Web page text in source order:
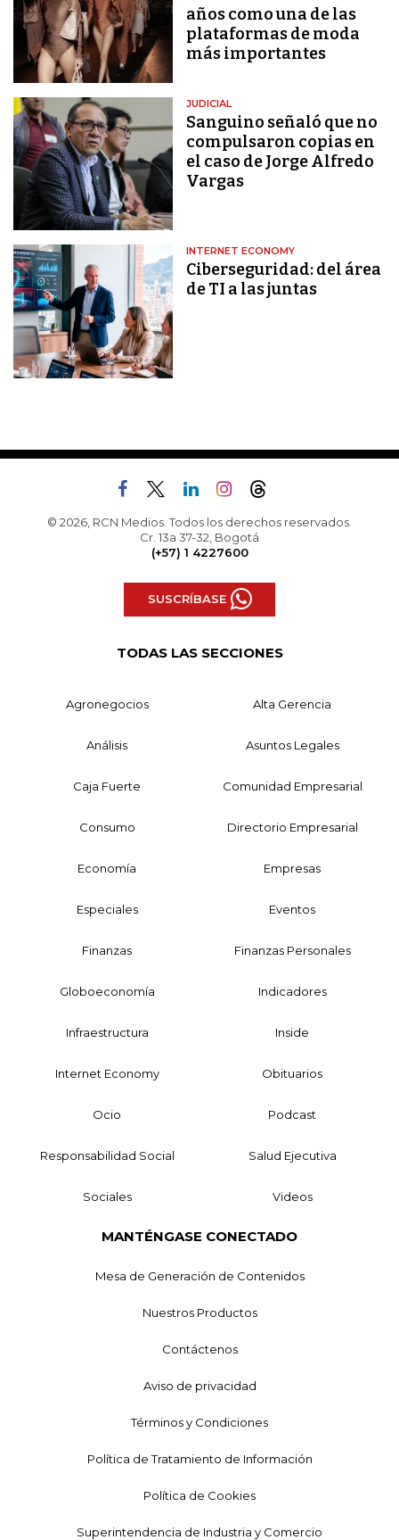
años como una de las
plataformas de moda
más importantes
JUDICIAL
Sanguino señaló que no
compulsaron copias en
el caso de Jorge Alfredo
Vargas
INTERNET ECONOMY
Ciberseguridad: del área
de TI a las juntas
© 2026, RCN Medios. Todos los derechos reservados.
Cr. 13a 37-32, Bogotá
(+57) 1 4227600
SUSCRÍBASE
TODAS LAS SECCIONES
Agronegocios Alta Gerencia
Análisis Asuntos Legales
Caja Fuerte Comunidad Empresarial
Consumo Directorio Empresarial
Economía Empresas
Especiales Eventos
Finanzas Finanzas Personales
Globoeconomía Indicadores
Infraestructura Inside
Internet Economy Obituarios
Ocio Podcast
Responsabilidad Social Salud Ejecutiva
Sociales Videos
MANTÉNGASE CONECTADO
Mesa de Generación de Contenidos
Nuestros Productos
Contáctenos
Aviso de privacidad
Términos y Condiciones
Política de Tratamiento de Información
Política de Cookies
Superintendencia de Industria y Comercio